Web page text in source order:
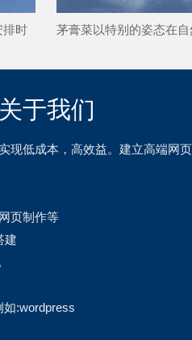
排时
茅膏菜以特别的姿态在
关于我们
低成本，高效益。建立高端网
页制作等
建
:wordpress